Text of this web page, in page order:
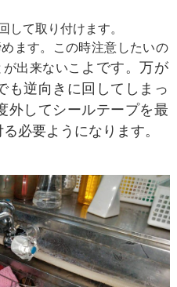
して取り付けます。
ます。この時注意したいの
出来ないこ よです。万が
も逆向きに回してしまっ
外してシールテープを最
必要ようになります。